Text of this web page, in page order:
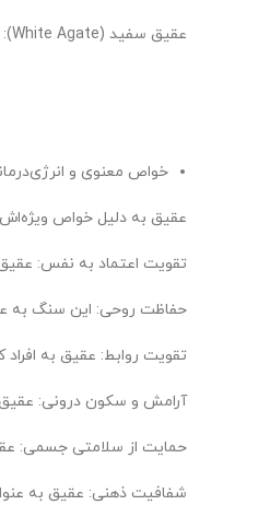
عقیق سفید (White Agate): این نوع عقیق سفید رنگ، بیشتر برای اهداف شفافیت ذهنی و پاکسازی انرژی استفاده می‌شود.
خواص معنوی و
عقیق به دلیل خواص
تقویت اعتماد به نفس:
حفاظت روحی: این سنگ به
تقویت روابط: عقیق به
آرامش و سکون درونی:
حمایت از سلامتی جسمی:
شفافیت ذهنی: عقیق به